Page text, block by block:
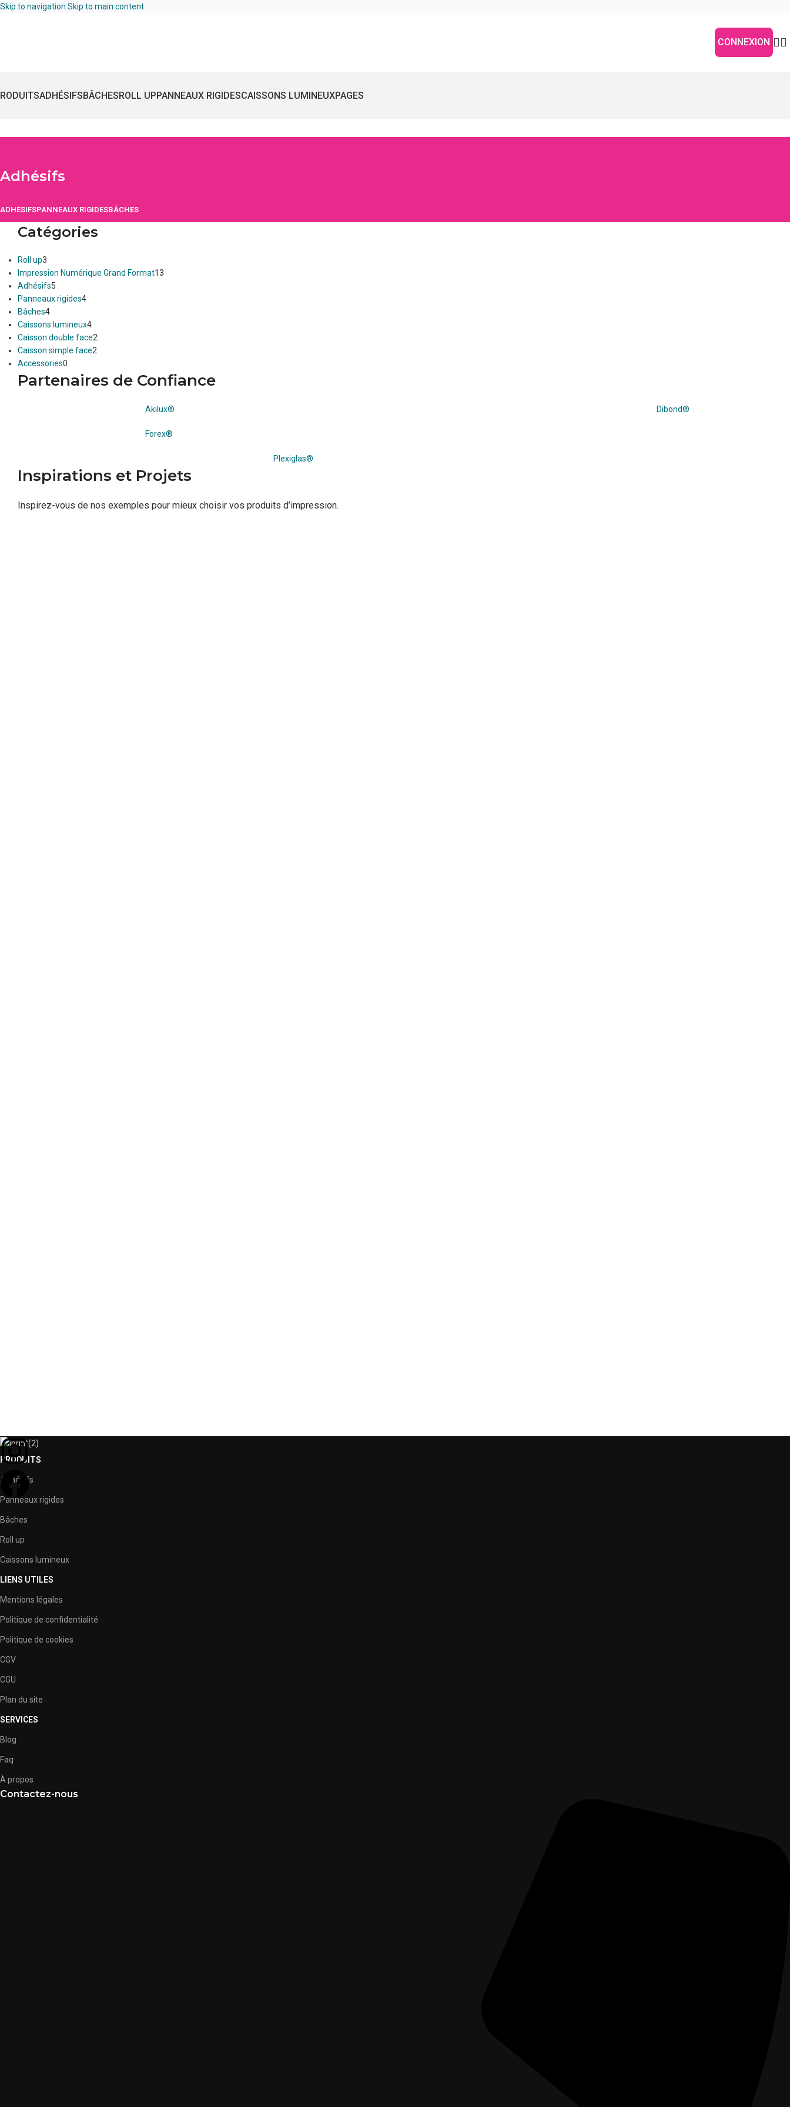
Skip to navigation Skip to main content
CONNEXION
ADHÉSIFSBÂCHESROLL UPPANNEAUX RIGIDESCAISSONS LUMINEUXPAGES
Adhésifs
ADHÉSIFSPANNEAUX RIGIDESBÂCHES
Catégories
Roll up3
Impression Numérique Grand Format13
Adhésifs5
Panneaux rigides4
Bâches4
Caissons lumineux4
Caisson double face2
Caisson simple face2
Accessories0
Partenaires de Confiance
Akilux® Dibond®
Forex®
Plexiglas®
Inspirations et Projets
Inspirez-vous de nos exemples pour mieux choisir vos produits d’impression.
PRODUITS
Adhésifs
Panneaux rigides
Bâches
Roll up
Caissons lumineux
LIENS UTILES
Mentions légales
Politique de confidentialité
Politique de cookies
CGV
CGU
Plan du site
SERVICES
Blog
Faq
À propos
Contactez-nous